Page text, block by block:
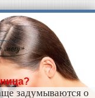
— глупость. Из всех
его мимо ушей. Он
кто его дал.
их дают мне.
задумываются о